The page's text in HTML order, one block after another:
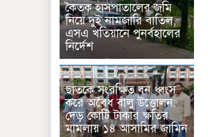
কৈতক হাসপাতালের জমি
নিয়ে দুই নামজারি বাতিল,
এসএ খতিয়ানে পুনর্বহালের
নির্দেশ
ছাতকে সংরক্ষিত বন ধ্বংস
করে অবৈধ বালু উত্তোলন:
দেড় কোটি টাকার ক্ষতির
মামলায় ১৪ আসামির জামিন